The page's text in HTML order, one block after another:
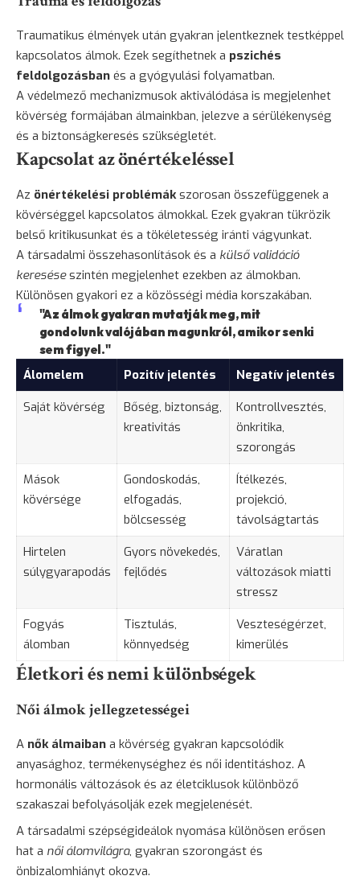
Traumatikus élmények után gyakran jelentkeznek testképpel
kapcsolatos álmok. Ezek segíthetnek a pszichés
feldolgozásban és a gyógyulási folyamatban.
A védelmező mechanizmusok aktiválódása is megjelenhet
kövérség formájában álmainkban, jelezve a sérülékenység
és a biztonságkeresés szükségletét.
Kapcsolat az önértékeléssel
Az önértékelési problémákszorosan összefüggenek a
kövérséggel kapcsolatos álmokkal. Ezek gyakran tükrözik
belső kritikusunkat és a tökéletesség iránti vágyunkat.
A társadalmi összehasonlítások és a külső validáció
kereséseszintén megjelenhet ezekben az álmokban.
Különösen gyakori ez a közösségi média korszakában.
"Az álmok gyakran mutatják meg, mit
gondolunk valójában magunkról, amikor senki
sem figyel."
Álomelem Pozitív jelentés
Negatív jelentés
Saját kövérség
Bőség, biztonság,
kreativitás
Kontrollvesztés,
önkritika,
szorongás
Mások
kövérsége
Gondoskodás,
elfogadás,
bölcsesség
Ítélkezés,
projekció,
távolságtartás
Hirtelen
súlygyarapodás
Gyors növekedés,
fejlődés
Váratlan
változások miatti
stressz
Fogyás
álomban
Tisztulás,
könnyedség
Veszteségérzet,
kimerülés
Életkori és nemi különbségek
Női álmok jellegzetességei
A nők álmaiban a kövérség gyakran kapcsolódik
anyasághoz, termékenységhez és női identitáshoz. A
hormonális változások és az életciklusok különböző
szakaszai befolyásolják ezek megjelenését.
A társadalmi szépségideálok nyomása különösen erősen
hat a női álomvilágra, gyakran szorongást és
önbizalomhiányt okozva.